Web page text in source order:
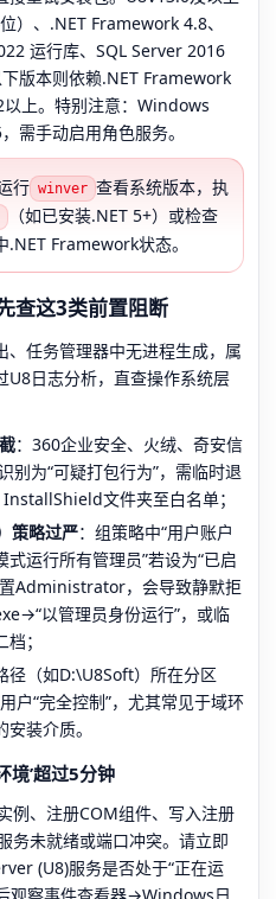
）、.NET Framework 4.8、
运行库、SQL Server 2016
版本则依赖.NET Framework
上。特别注意：Windows
需手动启用角色服务。
行 winver 查看系统版本，执
（如已安装.NET 5+）或检查
Framework状态。
查这3类前置阻断
任务管理器中无进程生成，属
U8日志分析，直查操作系统层
：360企业安全、火绒、奇安信
别为“可疑打包行为”，需临时退
文件夹至白名单；
策略过严：组策略中“用户账户
运行所有管理员”若设为“已启
Administrator，会导致静默拒
以管理员身份运行”，或临
；
径（如D:\U8Soft）所在分区
户“完全控制”，尤其常见于域环
装介质。
境’超过5分钟
例、注册COM组件、写入注册
务未就绪或端口冲突。请立即
(U8)服务是否处于“正在运